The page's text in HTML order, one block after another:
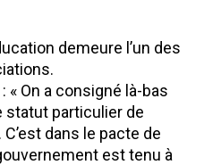
demeure l’un des
« On a consigné là-bas
statut particulier de
dans le pacte de
est tenu à